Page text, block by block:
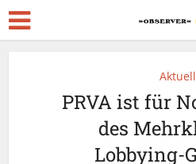
Aktuell
PRVA ist für
des
Lobbying-